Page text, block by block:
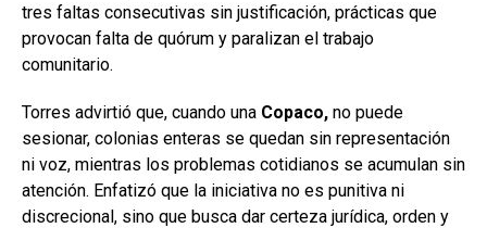
tres faltas consecutivas sin justificación, prácticas que
provocan falta de quórum y paralizan el trabajo
comunitario.
Torres advirtió que, cuando una Copaco, no puede
sesionar, colonias enteras se quedan sin representación
ni voz, mientras los problemas cotidianos se acumulan sin
atención. Enfatizó que la iniciativa no es punitiva ni
discrecional, sino que busca dar certeza jurídica, orden y